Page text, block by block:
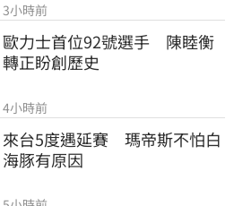
3小時前
歐力士首位92號選手　陳睦衡
轉正盼創歷史
4小時前
來台5度遇延賽　瑪帝斯不怕白
海豚有原因